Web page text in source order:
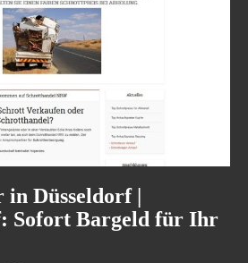
in Düsseldorf |
Sofort Bargeld für Ihr